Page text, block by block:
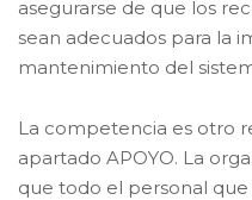
asegurarse de que los
sean adecuados para la
mantenimiento del
La competencia es otro
apartado APOYO. La
que todo el personal